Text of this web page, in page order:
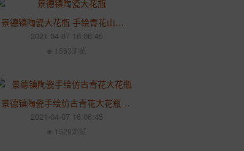
景德镇陶瓷大花瓶 手绘青花山水新房客厅摆件 酒店大厅落地花瓶
2021-04-07 16:06:45
1563浏览
景德镇陶瓷手绘仿古青花大花瓶 江山多娇1.6米大花瓶 家居客厅酒店摆件
2021-04-07 16:06:45
1529浏览